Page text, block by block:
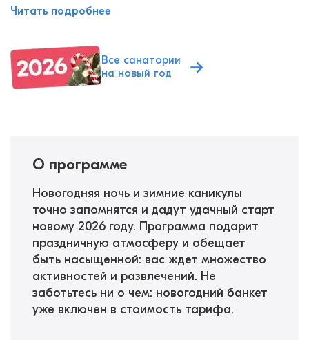
Читать подробнее
Все санатории
на новый год
О программе
Новогодняя ночь и зимние каникулы
точно запомнятся и дадут удачный старт
новому 2026 году. Программа подарит
праздничную атмосферу и обещает
быть насыщенной: вас ждет множество
активностей и развлечений. Не
заботьтесь ни о чем: новогодний банкет
уже включен в стоимость тарифа.